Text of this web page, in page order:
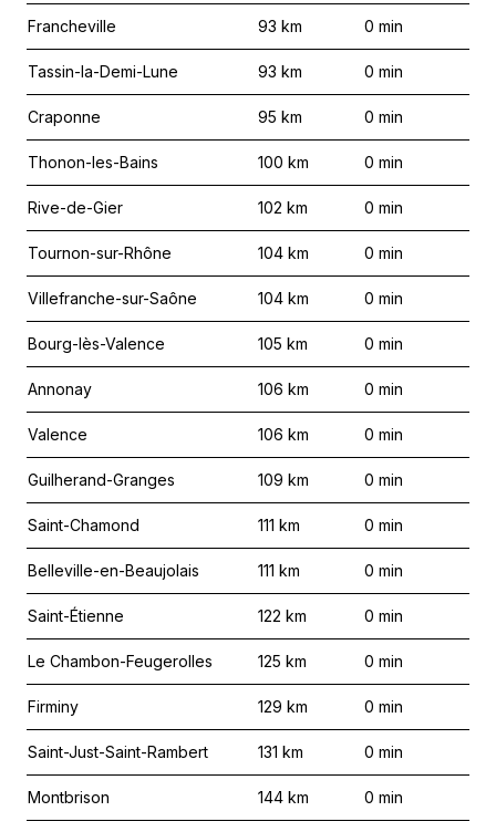
Francheville 93 km 0 min
Tassin-la-Demi-Lune 93 km 0 min
Craponne 95 km 0 min
Thonon-les-Bains 100 km 0 min
Rive-de-Gier 102 km 0 min
Tournon-sur-Rhône 104 km 0 min
Villefranche-sur-Saône 104 km 0 min
Bourg-lès-Valence 105 km 0 min
Annonay 106 km 0 min
Valence 106 km 0 min
Guilherand-Granges 109 km 0 min
Saint-Chamond 111 km 0 min
Belleville-en-Beaujolais 111 km 0 min
Saint-Étienne 122 km 0 min
Le Chambon-Feugerolles 125 km 0 min
Firminy 129 km 0 min
Saint-Just-Saint-Rambert 131 km 0 min
Montbrison 144 km 0 min